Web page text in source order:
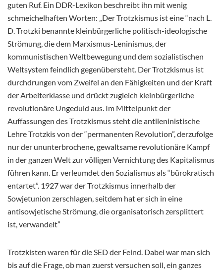
guten Ruf. Ein DDR-Lexikon beschreibt ihn mit wenig
schmeichelhaften Worten: „Der Trotzkismus ist eine “nach L.
D. Trotzki benannte kleinbürgerliche politisch-ideologische
Strömung, die dem Marxismus-Leninismus, der
kommunistischen Weltbewegung und dem sozialistischen
Weltsystem feindlich gegenübersteht. Der Trotzkismus ist
durchdrungen vom Zweifel an den Fähigkeiten und der Kraft
der Arbeiterklasse und drückt zugleich kleinbürgerliche
revolutionäre Ungeduld aus. Im Mittelpunkt der
Auffassungen des Trotzkismus steht die antileninistische
Lehre Trotzkis von der “permanenten Revolution”, derzufolge
nur der ununterbrochene, gewaltsame revolutionäre Kampf
in der ganzen Welt zur völligen Vernichtung des Kapitalismus
führen kann. Er verleumdet den Sozialismus als “bürokratisch
entartet”. 1927 war der Trotzkismus innerhalb der
Sowjetunion zerschlagen, seitdem hat er sich in eine
antisowjetische Strömung, die organisatorisch zersplittert
ist, verwandelt”
Trotzkisten waren für die SED der Feind. Dabei war man sich
bis auf die Frage, ob man zuerst versuchen soll, ein ganzes